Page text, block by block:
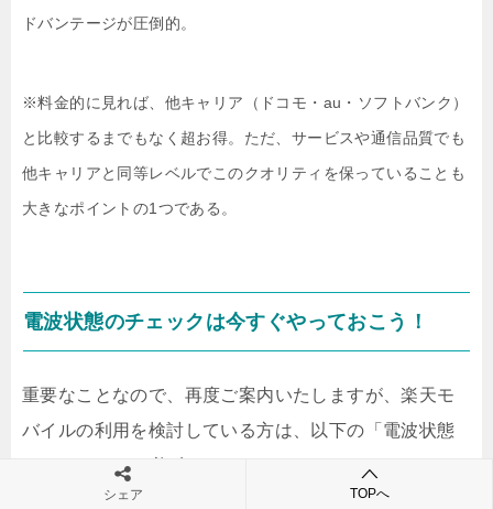
ドバンテージが圧倒的。
※料金的に見れば、他キャリア（ドコモ・au・ソフトバンク）
と比較するまでもなく超お得。ただ、サービスや通信品質でも
他キャリアと同等レベルでこのクオリティを保っていることも
大きなポイントの1つである。
電波状態のチェックは今すぐやっておこう！
重要なことなので、再度ご案内いたしますが、楽天モ
バイルの利用を検討している方は、以下の「電波状態
のチェック」を必ずやっておいてください。あなたの
自宅や勤務先などを入力すれば、すぐに「電波・通
シェア TOPへ